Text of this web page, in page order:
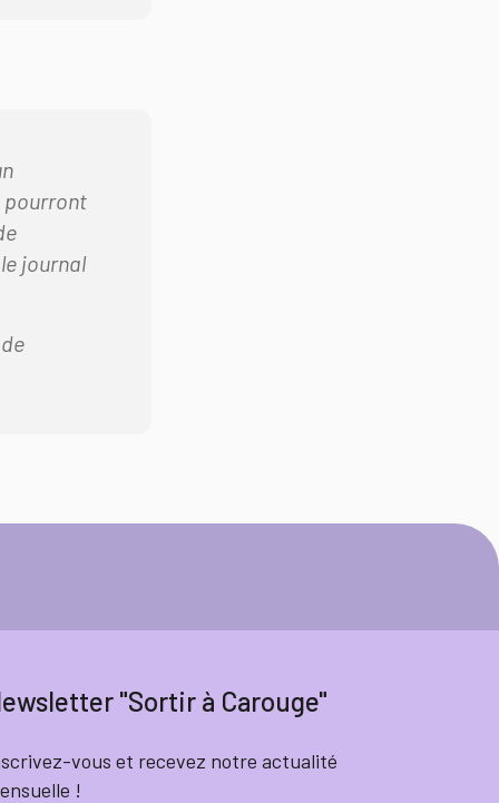
pourront
journal
"Sortir à Carouge"
vous et recevez notre actualité
!